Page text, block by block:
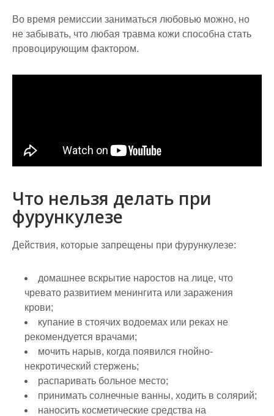
Во время ремиссии заниматься любовью можно, но
не забывать, что любая травма кожи способна стать
провоцирующим фактором.
Что нельзя делать при
фурункулезе
Действия, которые запрещены при фурункулезе:
домашнее вскрытие наростов на лице, что
чревато развитием менингита или заражения
крови;
купание в стоячих водоемах или реках не
рекомендуется врачами;
мочить нарыв, когда появился гнойно-
некротический стержень;
распаривать больное место;
принимать солнечные ванны, ходить в солярий;
наносить косметические средства на